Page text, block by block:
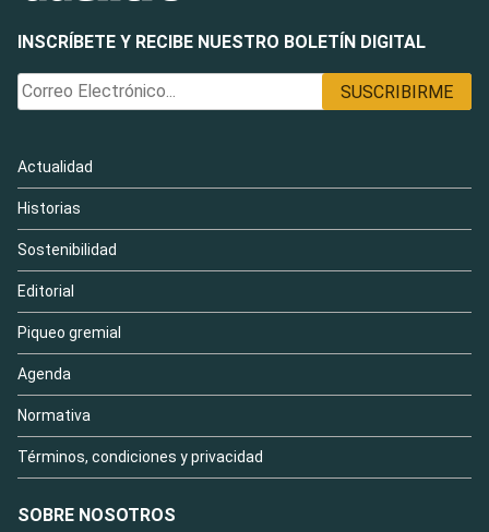
INSCRÍBETE Y RECIBE NUESTRO BOLETÍN DIGITAL
Actualidad
Historias
Sostenibilidad
Editorial
Piqueo gremial
Agenda
Normativa
Términos, condiciones y privacidad
SOBRE NOSOTROS